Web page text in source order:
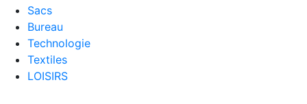
Sacs
Bureau
Technologie
Textiles
LOISIRS